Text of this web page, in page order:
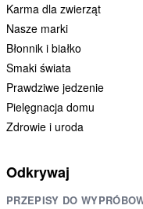
Karma dla zwierząt
Nasze marki
Błonnik i białko
Smaki świata
Prawdziwe jedzenie
Pielęgnacja domu
Zdrowie i uroda
Odkrywaj
PRZEPISY DO